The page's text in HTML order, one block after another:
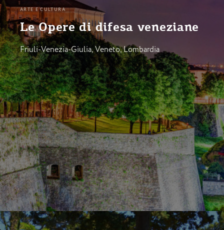
ARTE E CULTURA
Le Opere di difesa veneziane
Friuli-Venezia-Giulia, Veneto, Lombardia